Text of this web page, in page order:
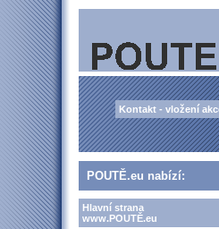
Kontakt - vložení
POUTĚ.eu nabízí:
Hlavní strana
www.POUTĚ.eu